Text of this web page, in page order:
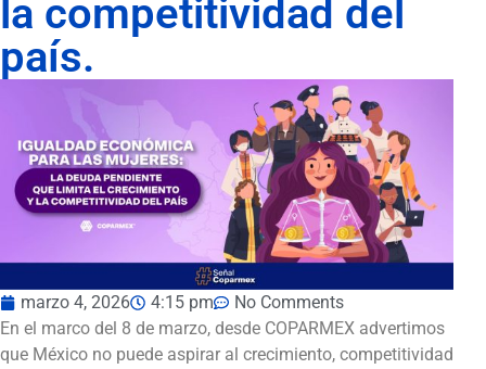
la competitividad del
país.
marzo 4, 2026 4:15 pm
No Comments
En el marco del 8 de marzo, desde COPARMEX advertimos
que México no puede aspirar al crecimiento, competitividad